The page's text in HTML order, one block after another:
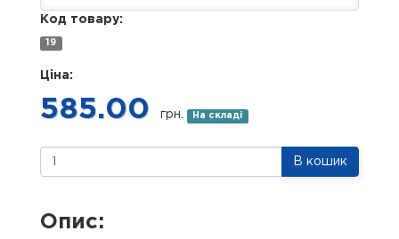
Код товару:
19
Ціна:
585.00 грн. На складі
В кошик
Опис: